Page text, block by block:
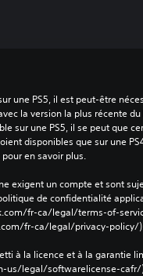
une PS5, il est peut-être
la version la plus récente
sur une PS5, il se peut que
disponibles que sur une
en savoir plus.
exigent un compte et sont
de confidentialité
fr-ca/legal/terms-of-
fr-ca/legal/privacy-policy/
à la licence et à la garantie
us/legal/softwarelicense-cafr/